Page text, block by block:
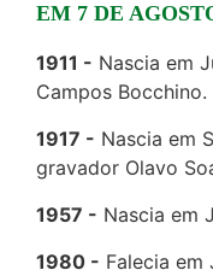
EM 7 DE
1911
Nascia em
Campos Bocchino.
1917
Nascia em
gravador Olavo
1957
Nascia em
1980
Falecia em